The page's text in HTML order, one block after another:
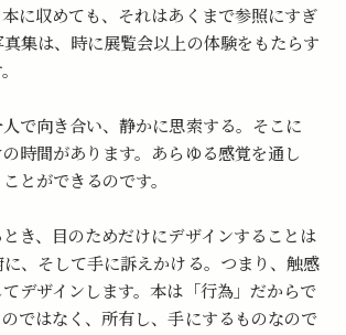
に収めても、それはあくまで参照にすぎ
集は、時に展覧会以上の体験をもたらす
で向き合い、静かに思索する。そこに
時間があります。あらゆる感覚を通し
とができるのです。
き、目のためだけにデザインすることは
、そして手に訴えかける。つまり、触感
デザインします。本は「行為」だからで
ではなく、所有し、手にするものなので